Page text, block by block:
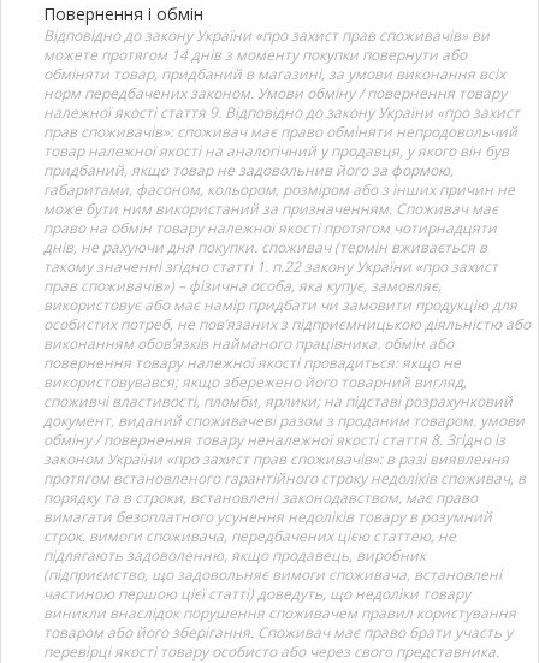
Повернення і обмін
Відповідно до закону України «про захист прав споживачів» ви
можете протягом 14 днів з моменту покупки повернути або
обміняти товар, придбаний в магазині, за умови виконання всіх
норм передбачених законом. Умови обміну / повернення товару
належної якості стаття 9. Відповідно до закону України «про захист
прав споживачів»: споживач має право обміняти непродовольчий
товар належної якості на аналогічний у продавця, у якого він був
придбаний, якщо товар не задовольнив його за формою,
габаритами, фасоном, кольором, розміром або з інших причин не
може бути ним використаний за призначенням. Споживач має
право на обмін товару належної якості протягом чотирнадцяти
днів, не рахуючи дня покупки. споживач (термін вживається в
такому значенні згідно статті 1. п.22 закону України «про захист
прав споживачів») – фізична особа, яка купує, замовляє,
використовує або має намір придбати чи замовити продукцію для
особистих потреб, не пов’язаних з підприємницькою діяльністю або
виконанням обов’язків найманого працівника. обмін або
повернення товару належної якості провадиться: якщо не
використовувався; якщо збережено його товарний вигляд,
споживчі властивості, пломби, ярлики; на підставі розрахунковий
документ, виданий споживачеві разом з проданим товаром. умови
обміну / повернення товару неналежної якості стаття 8. Згідно із
законом України «про захист прав споживачів»: в разі виявлення
протягом встановленого гарантійного строку недоліків споживач, в
порядку та в строки, встановлені законодавством, має право
вимагати безоплатного усунення недоліків товару в розумний
строк. вимоги споживача, передбачених цією статтею, не
підлягають задоволенню, якщо продавець, виробник
(підприємство, що задовольняє вимоги споживача, встановлені
частиною першою цієї статті) доведуть, що недоліки товару
виникли внаслідок порушення споживачем правил користування
товаром або його зберігання. Споживач має право брати участь у
перевірці якості товару особисто або через свого представника.